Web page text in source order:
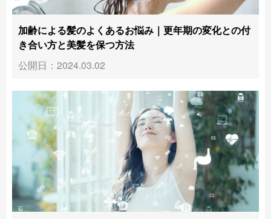
加齢による髪のよくあるお悩み｜更年期の変化との付
き合い方と美髪を保つ方法
公開日：2024.03.02